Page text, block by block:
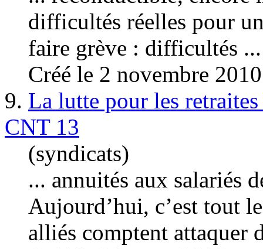
difficultés réelles pour
faire grève : difficultés ...
Créé le 2 novembre 2010
9. La lutte pour les
CNT 13
(syndicats)
... annuités aux salariés
Aujourd’hui, c’est tout
alliés comptent attaquer